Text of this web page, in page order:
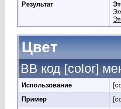
Результат
Цвет
BB код [color]
Использование
Пример